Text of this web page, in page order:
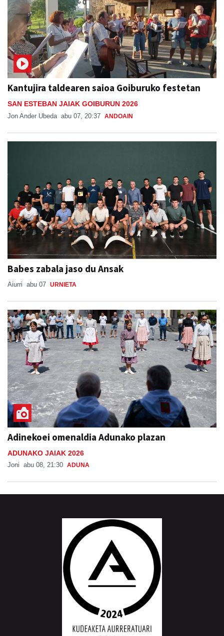
Kantujira taldearen saioa Goiburuko festetan
SAN ESTEBAN JAIAK GOIBURUN 2026
Jon Ander Ubeda abu 07, 20:37 ANDOAIN
Babes zabala jaso du Ansak
Aiurri abu 07 URNIETA
Adinekoei omenaldia Adunako plazan
ADUNAKO JAIAK 2026
Joni abu 08, 21:30 ADUNA